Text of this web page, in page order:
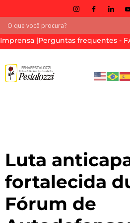
Imprensa |Perguntas frequentes -
Luta
fortalecida
Fórum de